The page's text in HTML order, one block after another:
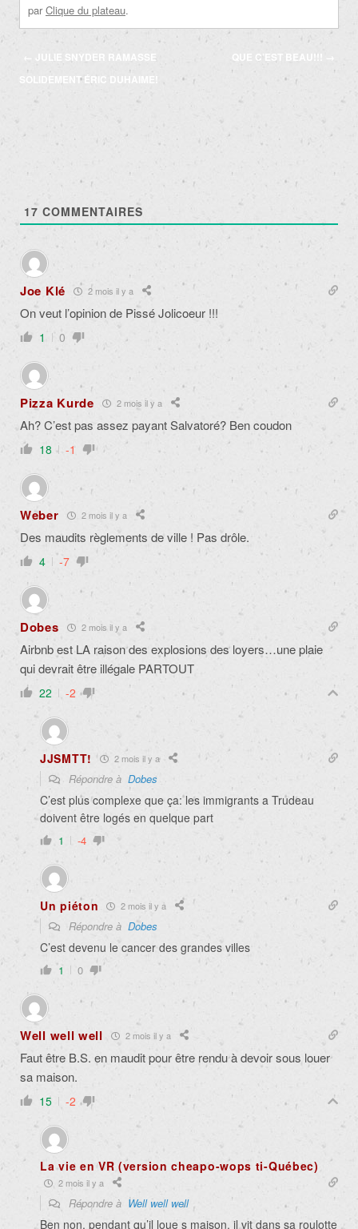
par Clique du plateau.
Navigation
des
articles
← JULIE SNYDER RAMASSE
SOLIDEMENT ÉRIC DUHAIME!
QUE C’EST BEAU!!!
17 COMMENTAIRES
Joe Klé 2 mois il y a
On veut l’opinion de Pissé Jolicoeur !!!
1 0
Pizza Kurde 2 mois il y a
Ah? C’est pas assez payant Salvatoré? Ben coudon
18 -1
Weber 2 mois il y a
Des maudits règlements de ville ! Pas drôle.
4 -7
Dobes 2 mois il y a
Airbnb est LA raison des explosions des loyers…une plaie
qui devrait être illégale PARTOUT
22 -2
JJSMTT! 2 mois il y a
Répondre à Dobes
C’est plus complexe que ça: les immigrants a Trudeau
doivent être logés en quelque part
1 -4
Un piéton 2 mois il y a
Répondre à Dobes
C’est devenu le cancer des grandes villes
1 0
Well well well 2 mois il y a
Faut être B.S. en maudit pour être rendu à devoir sous louer
sa maison.
15 -2
La vie en VR (version cheapo-wops ti-Québec)
2 mois il y a
Répondre à Well well well
Ben non, pendant qu’il loue s maison, il vit dans sa roulotte